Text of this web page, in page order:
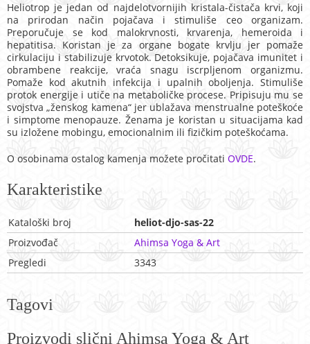
Heliotrop je jedan od najdelotvornijih kristala-čistača krvi, koji
na prirodan način pojačava i stimuliše ceo organizam.
Preporučuje se kod malokrvnosti, krvarenja, hemeroida i
hepatitisa. Koristan je za organe bogate krvlju jer pomaže
cirkulaciju i stabilizuje krvotok. Detoksikuje, pojačava imunitet i
obrambene reakcije, vraća snagu iscrpljenom organizmu.
Pomaže kod akutnih infekcija i upalnih oboljenja. Stimuliše
protok energije i utiče na metaboličke procese. Pripisuju mu se
svojstva „ženskog kamena“ jer ublažava menstrualne poteškoće
i simptome menopauze. Ženama je koristan u situacijama kad
su izložene mobingu, emocionalnim ili fizičkim poteškoćama.
O osobinama ostalog kamenja možete pročitati OVDE.
Karakteristike
Kataloški broj
heliot-djo-sas-22
Proizvođač
Ahimsa Yoga & Art
Pregledi
3343
Tagovi
Proizvodi slični Ahimsa Yoga & Art